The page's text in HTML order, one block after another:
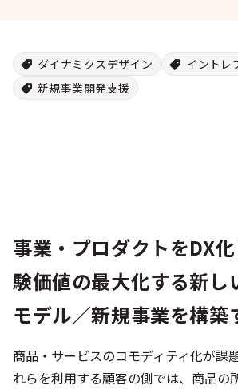
ダイナミクスデザイン
イントレ
新規事業開発支援
事業・プロダクトをDX
験価値の最大化する新し
モデル／新規事業を構築
商品・サービスのコモディティ化が課
れらを利用する顧客の側では、商品の